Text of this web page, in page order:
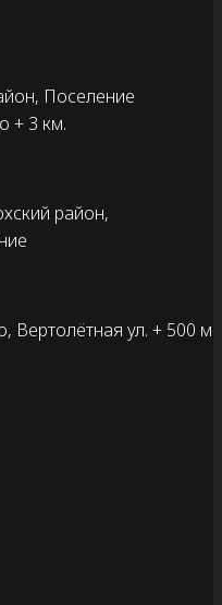
Поселение
+ 3 км.
район,
Вертолётная ул. + 500 м